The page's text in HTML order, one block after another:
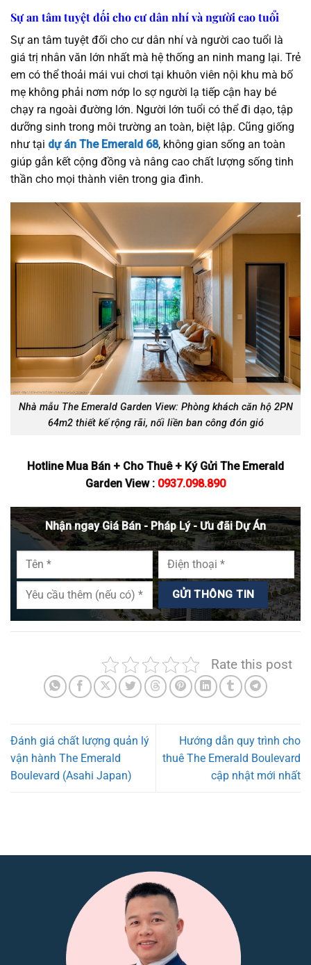
Sự an tâm tuyệt đối cho cư dân nhí và người cao tuổi
Sự an tâm tuyệt đối cho cư dân nhí và người cao tuổi là
giá trị nhân văn lớn nhất mà hệ thống an ninh mang lại. Trẻ
em có thể thoải mái vui chơi tại khuôn viên nội khu mà bố
mẹ không phải nơm nớp lo sợ người lạ tiếp cận hay bé
chạy ra ngoài đường lớn. Người lớn tuổi có thể đi dạo, tập
dưỡng sinh trong môi trường an toàn, biệt lập. Cũng giống
như tại dự án The Emerald 68, không gian sống an toàn
giúp gắn kết cộng đồng và nâng cao chất lượng sống tinh
thần cho mọi thành viên trong gia đình.
Nhà mẫu The Emerald Garden View: Phòng khách căn hộ 2PN
64m2 thiết kế rộng rãi, nối liền ban công đón gió
Hotline Mua Bán + Cho Thuê + Ký Gửi The Emerald
Garden View : 0937.098.890
Nhận ngay Giá Bán - Pháp Lý - Ưu đãi Dự Án
Rate this post
Đánh giá chất lượng quản lý
vận hành The Emerald
Boulevard (Asahi Japan)
Hướng dẫn quy trình cho
thuê The Emerald Boulevard
cập nhật mới nhất